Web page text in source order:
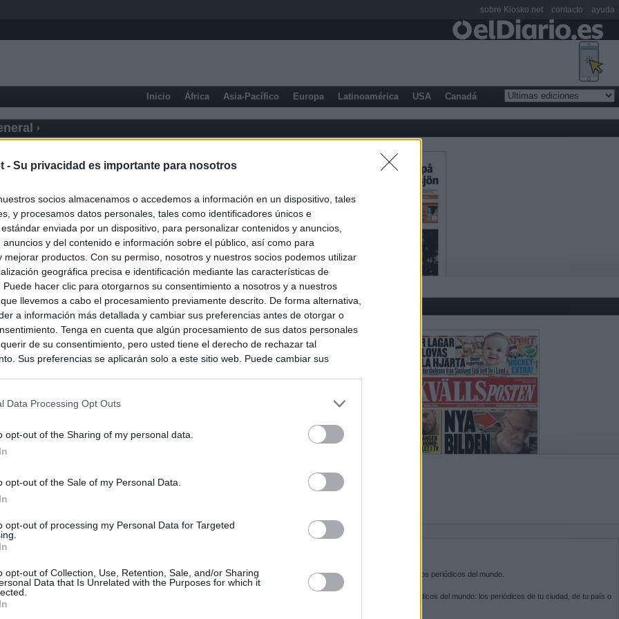
- Su privacidad es importante para nosotros
socios almacenamos o accedemos a información en un dispositivo, tales
y procesamos datos personales, tales como identificadores únicos e
enviada por un dispositivo, para personalizar contenidos y anuncios,
anuncios y del contenido e información sobre el público, así como para
mejorar productos. Con su permiso, nosotros y nuestros socios podemos utilizar
geográfica precisa e identificación mediante las características de
Puede hacer clic para otorgarnos su consentimiento a nosotros y a nuestros
llevemos a cabo el procesamiento previamente descrito. De forma alternativa,
a información más detallada y cambiar sus preferencias antes de otorgar o
Tenga en cuenta que algún procesamiento de sus datos personales
de su consentimiento, pero usted tiene el derecho de rechazar tal
Sus preferencias se aplicarán solo a este sitio web. Puede cambiar sus
Data Processing Opt Outs
opt-out of the Sharing of my personal data.
opt-out of the Sale of my Personal Data.
opt-out of processing my Personal Data for Targeted
opt-out of Collection, Use, Retention, Sale, and/or Sharing
Data that Is Unrelated with the Purposes for which it
Inicio África Asia-Pacífico Europa Latinoamérica USA Canadá
de Ayuso de las instituciones de la Comunidad de Madrid
pone a la venta el inmueble de Gran Vía más caro que
Kiosko.netes la puerta de entrada a los periódicos del mundo.
Navega por las portadas de los periódicos del mundo: los periódicos de tu ciudad, de tu país o
sobre Kiosko.net contacto ayuda